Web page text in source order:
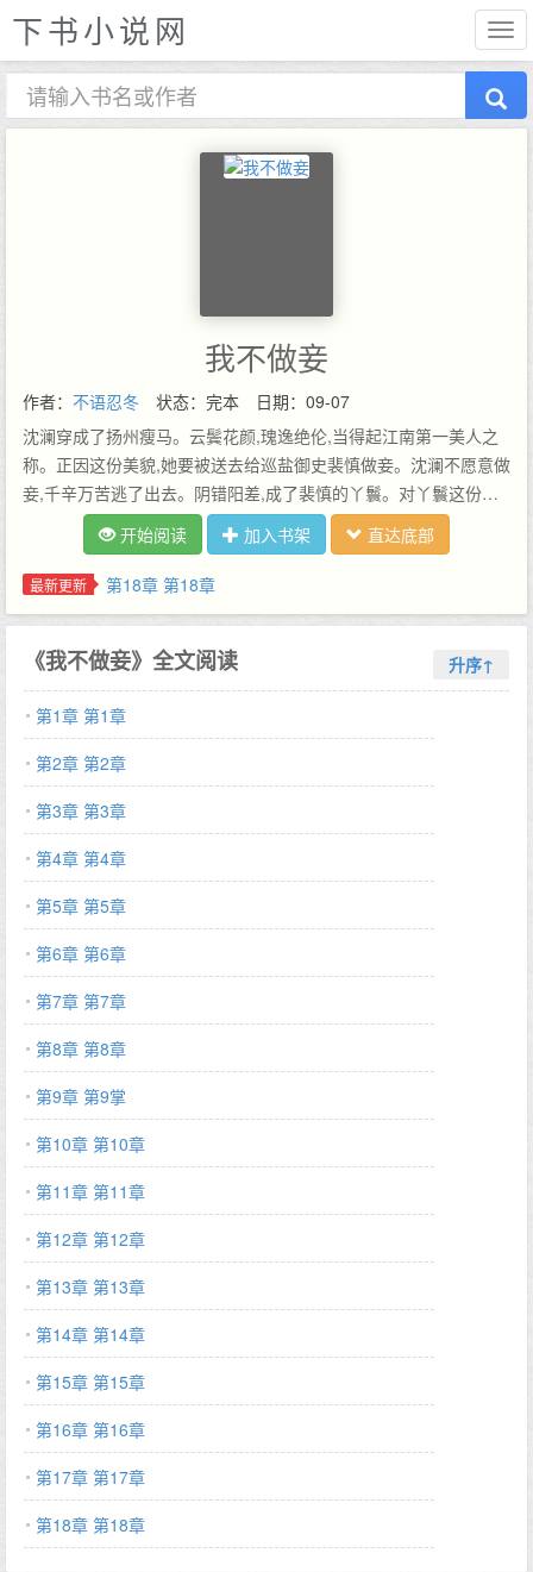
下书小说网
我不做妾
作者： 不语忍冬 状态：完本
日期：09-07
沈澜穿成了扬州瘦马。云鬓花颜,瑰逸绝伦,当得起江南第一美人之
称。正因这份美貌,她要被送去给巡盐御史裴慎做妾。沈澜不愿意做
妾,千辛万苦逃了出去。阴错阳差,成了裴慎的丫鬟。对丫鬟这份工
作,沈澜尚算满意。虽然全年无休007,但薪俸极高,常有外快。更让
她满意的是裴慎快要成亲了。只等裴慎成婚后,她便能销去奴籍,靠
着自己积攒的人脉、钱财,快快乐乐过完这辈子。就在她满心欢喜,
克制,想得到她的心思就越强烈。如今三年已过,将要成亲,正是纳妾
的好时候。*裴慎一生顺风顺水,官路亨通,遇到沈澜,才知道世间唯情
爱二字,最是摧心折肝。阅读指南：1. 强取豪夺,带球跑,追妻火葬场
文学。2. 本文会出现两次时光大法3. 女主很美,所以文中会出现很
多描写女主美貌的句子4. 男主很狗。5. 请大家友爱看文,不要人身
攻击,谢谢接下来是我的预收文：《大文豪》知名编剧林清微穿成了
晴耕雨读,诗书传家的读书人家小娘子。只可惜,高门大户已破败没
落,成了蓬门荜户,破屋漏瓦。唯一值钱的只剩下她与韩家七郎婚
约。韩家绵延三百年,世家子弟无数。七郎韩续美姿仪,性颖慧,弓马
娴熟,骑射俱佳,博通经籍,文采风流。年少登科,乃天子心腹,朝中重
臣。可穿过来的林清微二话不说,先去解除婚约,换得白银百两。补
一补漏瓦,修一修破灶再买一支笔,一刀纸,写点东西挣点钱吧。*万国
来朝,仓廪俱实,稻米流脂粟米白。市列珠玑,户盈罗绮,酒如清露鲊如
花。值此元贞年间,盛世之象,自当煮酒煎茶趁年华。阅读指南：1.
文豪类,女主靠写话本子赚钱吃饭,一步步成名,会出现文中文2. 偏事
业流,但也有感情戏3. 大家愉快看文,和谐有爱。…
开始阅读 加入书架 直达底部
最新更新 第18章 第18章
《我不做妾》全文阅读 升序↑
第1章 第1章
第2章 第2章
第3章 第3章
第4章 第4章
第5章 第5章
第6章 第6章
第7章 第7章
第8章 第8章
第9章 第9掌
第10章 第10章
第11章 第11章
第12章 第12章
第13章 第13章
第14章 第14章
第15章 第15章
第16章 第16章
第17章 第17章
第18章 第18章